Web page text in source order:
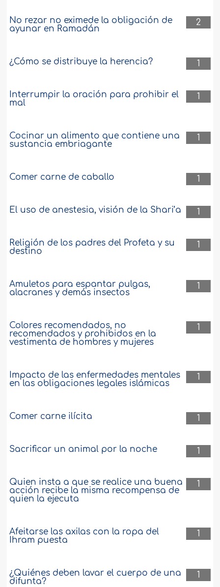
2
No rezar no eximede la obligación de
ayunar en Ramadán
1
¿Cómo se distribuye la herencia?
1
Interrumpir la oración para prohibir el
mal
1
Cocinar un alimento que contiene una
sustancia embriagante
1
Comer carne de caballo
1
El uso de anestesia, visión de la Shari’a
1
Religión de los padres del Profeta y su
destino
1
Amuletos para espantar pulgas,
alacranes y demás insectos
1
Colores recomendados, no
recomendados y prohibidos en la
vestimenta de hombres y mujeres
1
Impacto de las enfermedades mentales
en las obligaciones legales islámicas
1
Comer carne ilícita
1
Sacrificar un animal por la noche
1
Quien insta a que se realice una buena
acción recibe la misma recompensa de
quien la ejecuta
1
Afeitarse las axilas con la ropa del
Ihram puesta
1
¿Quiénes deben lavar el cuerpo de una
difunta?